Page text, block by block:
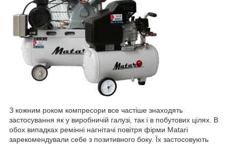
З кожним роком компресори все частіше знаходять
застосування як у виробничій галузі, так і в побутових цілях. В
обох випадках ремінні нагнітачі повітря фірми Matari
зарекомендували себе з позитивного боку. Їх застосовують